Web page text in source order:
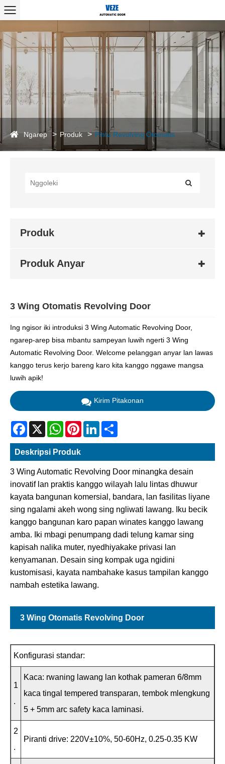
Ngarep Produk Pintu Revolving Otomatis
Produk
Produk Anyar
3 Wing Otomatis Revolving Door
Ing ngisor iki introduksi 3 Wing Automatic Revolving Door,
ngarep-arep bisa mbantu sampeyan luwih ngerti 3 Wing
Automatic Revolving Door. Welcome pelanggan anyar lan lawas
kanggo terus kerjo bareng karo kita kanggo nggawe mangsa
luwih apik!
Kirim Pitakonan
Facebook
X WhatsAppPinterestLinkedIn
Deskripsi Produk
3 Wing Automatic Revolving Door minangka desain
inovatif lan praktis kanggo wilayah lalu lintas dhuwur
kayata bangunan komersial, bandara, lan fasilitas liyane
sing ngalami akeh wong sing ngliwati lawang. Iku becik
kanggo bangunan karo papan winates kanggo lawang
amba. Iki mbagi penumpang dadi telung kamar sing
kapisah nalika muter, nyedhiyakake privasi lan
kenyamanan. Desain sing kompak uga ngidini
kustomisasi, kayata nambahake kasus tampilan kanggo
nambah estetika lawang.
3 Wing Otomatis Revolving Door
Konfigurasi standar:
1
.
Kaca: rwaning lawang lan kothak pameran 6/8mm
kaca tingal tempered transparan, tembok mlengkung
5 + 5mm arc safety kaca laminasi.
2
.
Piranti drive: 220V±10%, 50-60Hz, 0.25-0.35 KW